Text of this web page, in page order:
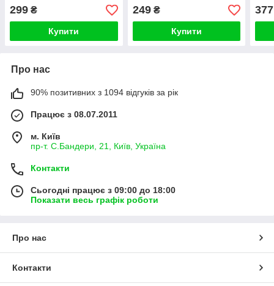
299 ₴
Купити
249₴
Купити
377
Про нас
90% позитивних з 1094 відгуків за рік
Працює з 08.07.2011
м. Київ
пр-т. С.Бандери, 21, Київ, Україна
Контакти
Сьогодні працює з 09:00 до 18:00
Показати весь графік роботи
Про нас
Контакти